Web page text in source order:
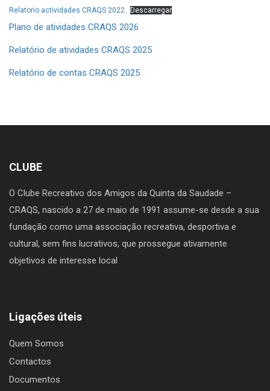
Relatorio actividades CRAQS 2022 Descarregar
Plano de atividades CRAQS 2026
Relatório de atividades CRAQS 2025
Relatório de contas CRAQS 2025
CLUBE
O Clube Recreativo dos Amigos da Quinta da Saudade –
CRAQS, nascido a 27 de maio de 1991 assume-se desde a sua
fundação como uma associação recreativa, desportiva e
cultural, sem fins lucrativos, que prossegue ativamente
objetivos de interesse local
Ligações úteis
Quem Somos
Contactos
Documentos